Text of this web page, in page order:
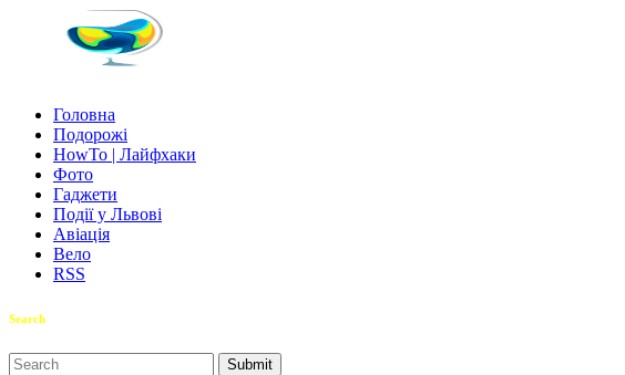
Головна
Подорожі
HowTo | Лайфхаки
Фото
Гаджети
Події у Львові
Авіація
Вело
RSS
Search